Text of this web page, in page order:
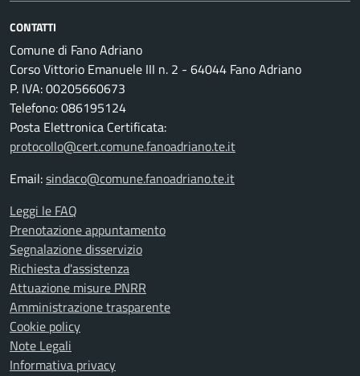
CONTATTI
Comune di Fano Adriano
Corso Vittorio Emanuele III n. 2 - 64044 Fano Adriano
P. IVA: 00205660673
Telefono: 086195124
Posta Elettronica Certificata:
protocollo@cert.comune.fanoadriano.te.it
Email:sindaco@comune.fanoadriano.te.it
Leggi le FAQ
Prenotazione appuntamento
Segnalazione disservizio
Richiesta d'assistenza
Attuazione misure PNRR
Amministrazione trasparente
Cookie policy
Note Legali
Informativa privacy